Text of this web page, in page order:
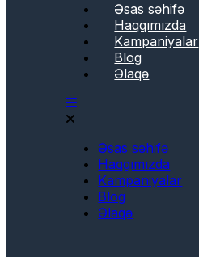
Əsas səhifə
Haqqımızda
Kampaniyalar
Blog
Əlaqə
Əsas səhifə
Haqqımızda
Kampaniyalar
Blog
Əlaqə